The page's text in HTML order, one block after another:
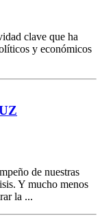
clave que ha
y económicos
de nuestras
Y mucho menos
la ...